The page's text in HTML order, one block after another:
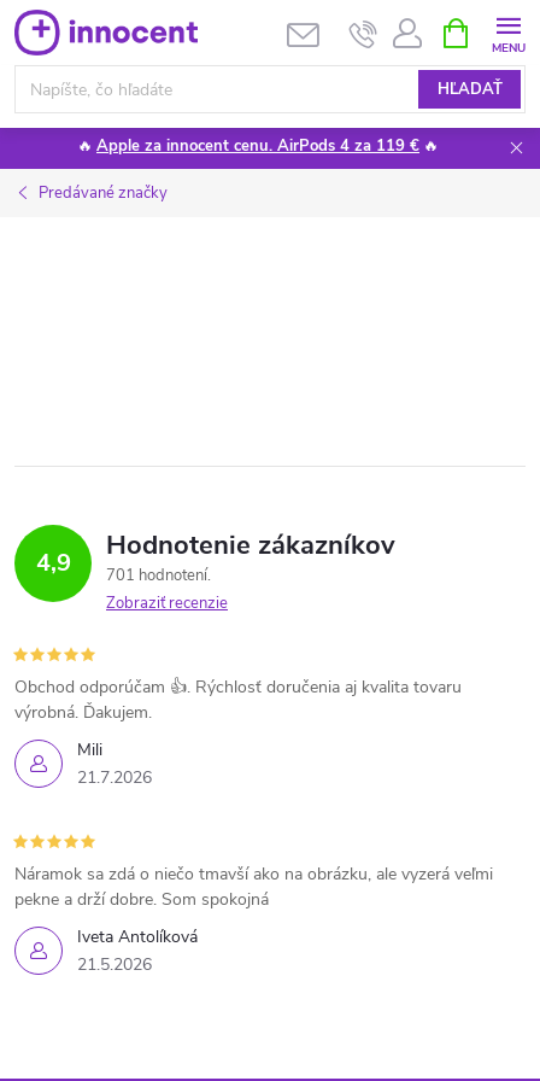
Prejsť
na
obsah
HĽADAŤ
KOŠÍK
🔥 Apple za innocent cenu. AirPods 4 za 119 € 🔥
Predávané značky
4,9 Hodnotenie zákazníkov
701 hodnotení
Zobraziť recenzie
Mili
21.7.2026
Obchod odporúčam 👍. Rýchlosť doručenia aj kvalita tovaru
výrobná. Ďakujem.
Iveta Antolíková
21.5.2026
Náramok sa zdá o niečo tmavší ako na obrázku, ale vyzerá veľmi
pekne a drží dobre. Som spokojná